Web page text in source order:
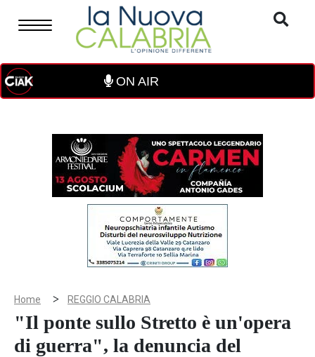
ON AIR
Home > REGGIO CALABRIA
"Il ponte sullo Stretto è un'opera
di guerra", la denuncia del